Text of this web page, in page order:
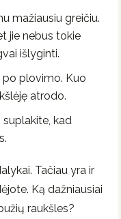
mažiausiu greičiu.
jie nebus tokie
išlyginti.
po plovimo. Kuo
atrodo.
suplakite, kad
Tačiau yra ir
Ką dažniausiai
raukšles?